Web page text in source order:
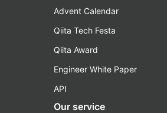
Advent Calendar
Qiita Tech Festa
Qiita Award
Engineer White Paper
API
Our service